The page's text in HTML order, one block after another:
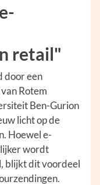
retail"
door een
Rotem
Ben-Gurion
licht op de
Hoewel e-
wordt
blijkt dit voordeel